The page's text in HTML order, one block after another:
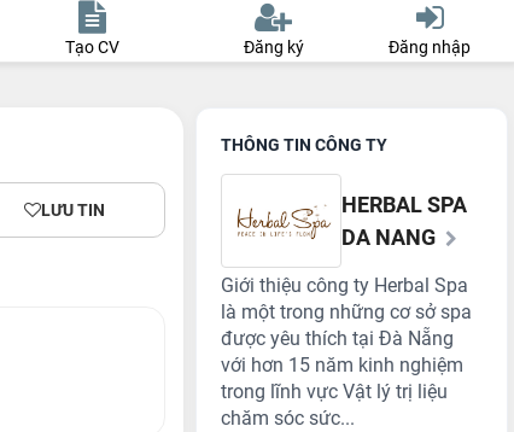
Tạo CV Đăng ký Đăng nhập
LƯU TIN
THÔNG TIN CÔNG TY
HERBAL SPA
DA NANG
Giới thiệu công ty Herbal Spa
là một trong những cơ sở spa
được yêu thích tại Đà Nẵng
với hơn 15 năm kinh nghiệm
trong lĩnh vực Vật lý trị liệu
chăm sóc sức...